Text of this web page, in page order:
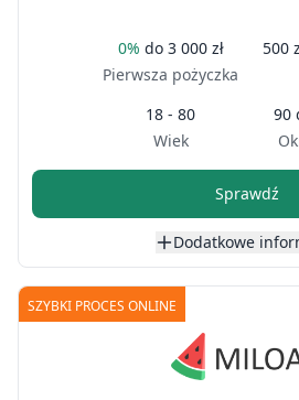
0% do 3 000 zł
Pierwsza pożyczka
500
18 - 80
Wiek
90
Sprawdź
Dodatkowe
SZYBKI PROCES ONLINE